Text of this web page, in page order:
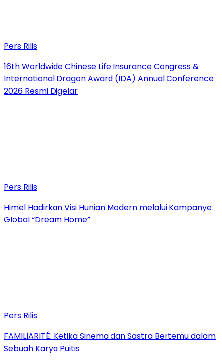
Pers Rilis
16th Worldwide Chinese Life Insurance Congress &
International Dragon Award (IDA) Annual Conference
2026 Resmi Digelar
Pers Rilis
Himel Hadirkan Visi Hunian Modern melalui Kampanye
Global “Dream Home”
Pers Rilis
FAMILIARITÉ: Ketika Sinema dan Sastra Bertemu dalam
Sebuah Karya Puitis